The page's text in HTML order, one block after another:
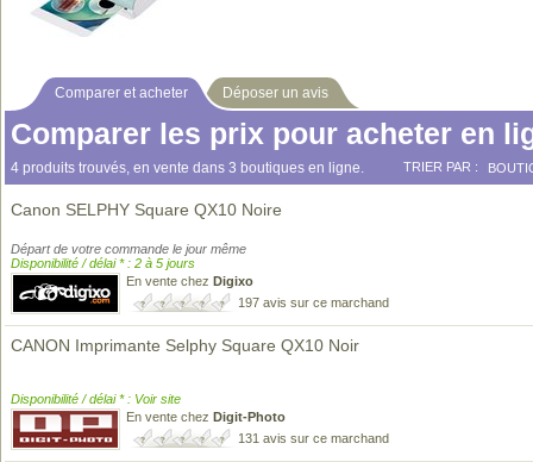
Comparer et acheter Déposer un avis
Comparer les prix pour acheter en
4 produits trouvés, en vente dans 3 boutiques en ligne. TRIER PAR :
Canon SELPHY Square QX10 Noire
Départ de votre commande le jour même
Disponibilité / délai * : 2 à 5 jours
En vente chez Digixo
197 avis sur ce marchand
CANON Imprimante Selphy Square QX10 Noir
Disponibilité / délai * : Voir site
En vente chez Digit-Photo
131 avis sur ce marchand